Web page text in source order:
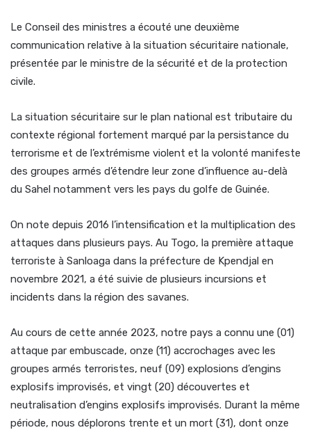
Le Conseil des ministres a écouté une deuxième
communication relative à la situation sécuritaire nationale,
présentée par le ministre de la sécurité et de la protection
civile.
La situation sécuritaire sur le plan national est tributaire du
contexte régional fortement marqué par la persistance du
terrorisme et de l’extrémisme violent et la volonté manifeste
des groupes armés d’étendre leur zone d’influence au-delà
du Sahel notamment vers les pays du golfe de Guinée.
On note depuis 2016 l’intensification et la multiplication des
attaques dans plusieurs pays. Au Togo, la première attaque
terroriste à Sanloaga dans la préfecture de Kpendjal en
novembre 2021, a été suivie de plusieurs incursions et
incidents dans la région des savanes.
Au cours de cette année 2023, notre pays a connu une (01)
attaque par embuscade, onze (11) accrochages avec les
groupes armés terroristes, neuf (09) explosions d’engins
explosifs improvisés, et vingt (20) découvertes et
neutralisation d’engins explosifs improvisés. Durant la même
période, nous déplorons trente et un mort (31), dont onze